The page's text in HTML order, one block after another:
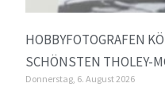
HOBBYFOTOGRAFEN
SCHÖNSTEN THOLEY-
Donnerstag, 6. August 2026